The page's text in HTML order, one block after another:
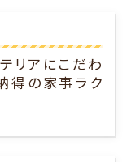
リアにこだわ
得の家事ラク